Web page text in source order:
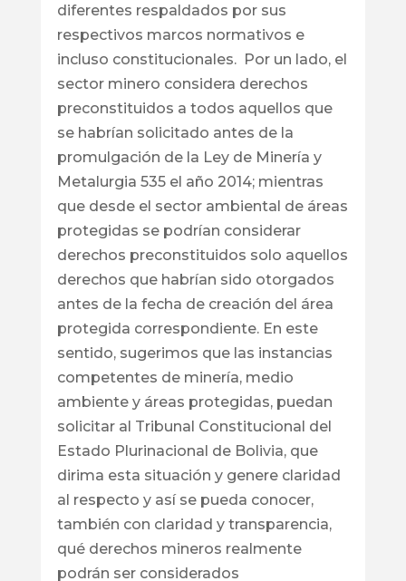
diferentes respaldados por sus
respectivos marcos normativos e
incluso constitucionales. Por un lado, el
sector minero considera derechos
preconstituidos a todos aquellos que
se habrían solicitado antes de la
promulgación de la Ley de Minería y
Metalurgia 535 el año 2014; mientras
que desde el sector ambiental de áreas
protegidas se podrían considerar
derechos preconstituidos solo aquellos
derechos que habrían sido otorgados
antes de la fecha de creación del área
protegida correspondiente. En este
sentido, sugerimos que las instancias
competentes de minería, medio
ambiente y áreas protegidas, puedan
solicitar al Tribunal Constitucional del
Estado Plurinacional de Bolivia, que
dirima esta situación y genere claridad
al respecto y así se pueda conocer,
también con claridad y transparencia,
qué derechos mineros realmente
podrán ser considerados